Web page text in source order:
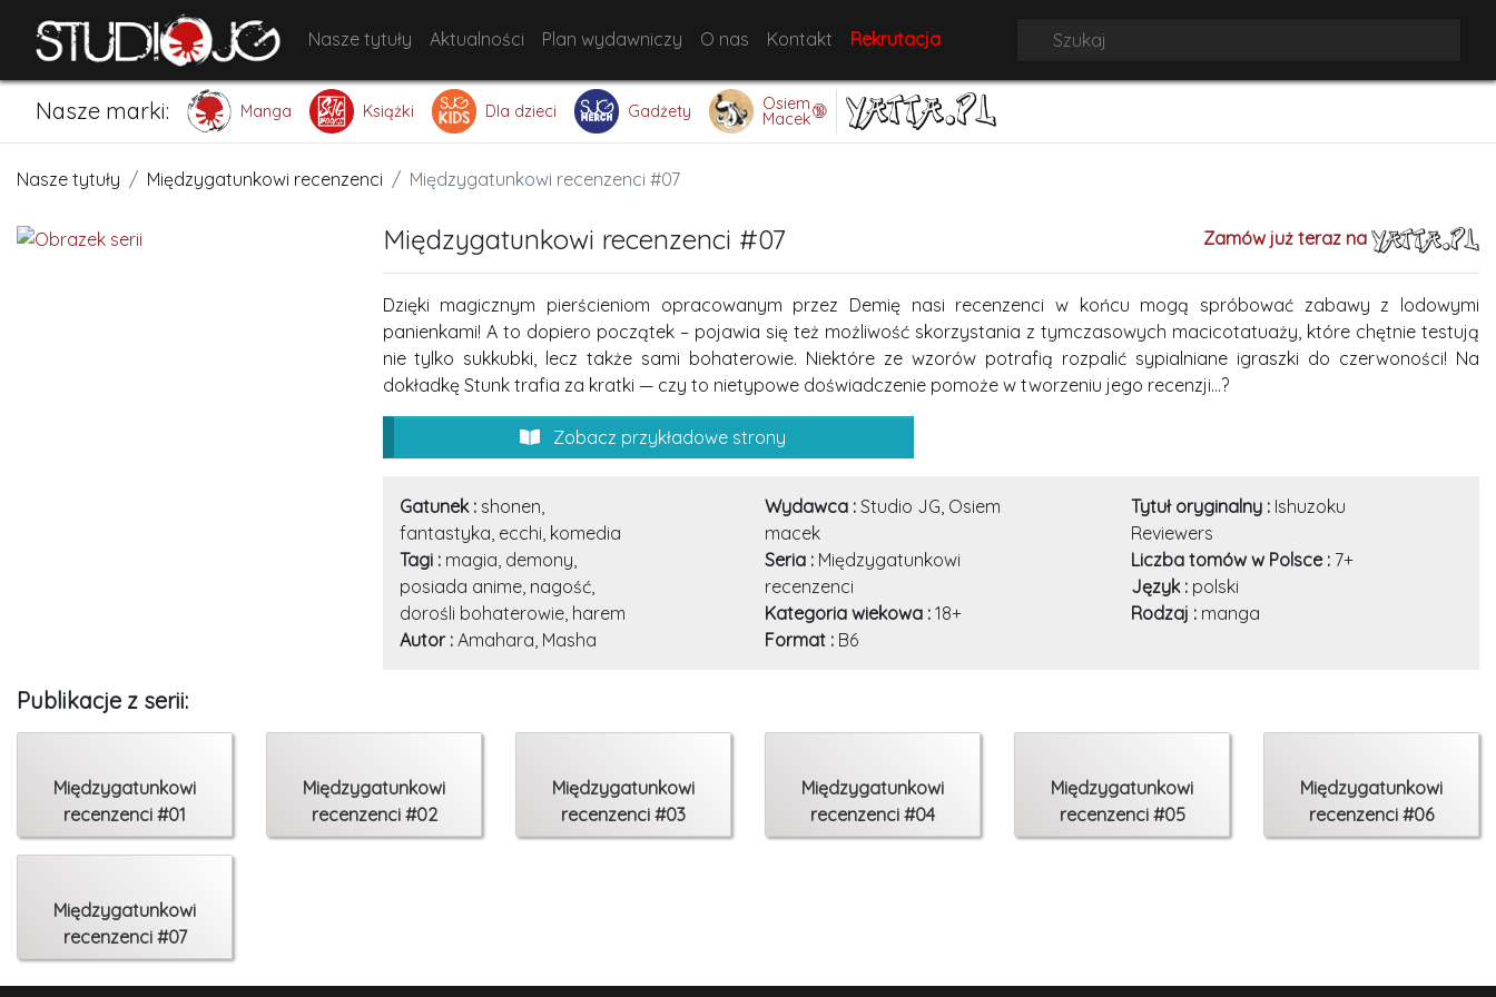
Nasze tytuły Aktualności Plan wydawniczy O nas Kontakt Rekrutacja
Nasze marki: Manga Książki Dla dzieci Gadżety Osiem
Macek🔞
Nasze tytuły Międzygatunkowi recenzenci Międzygatunkowi recenzenci #07
Międzygatunkowi recenzenci #07 Zamów już teraz na
Dzięki magicznym pierścieniom opracowanym przez Demię nasi recenzenci w końcu mogą spróbować zabawy z lodowymi
panienkami! A to dopiero początek – pojawia się też możliwość skorzystania z tymczasowych macicotatuaży, które chętnie testują
nie tylko sukkubki, lecz także sami bohaterowie. Niektóre ze wzorów potrafią rozpalić sypialniane igraszki do czerwoności! Na
dokładkę Stunk trafia za kratki — czy to nietypowe doświadczenie pomoże w tworzeniu jego recenzji…?
Zobacz przykładowe strony
Gatunek : shonen,
fantastyka, ecchi, komedia
Tagi : magia, demony,
posiada anime, nagość,
dorośli bohaterowie, harem
Autor : Amahara, Masha
Wydawca : Studio JG, Osiem
macek
Seria : Międzygatunkowi
recenzenci
Kategoria wiekowa : 18+
Format : B6
Tytuł oryginalny : Ishuzoku
Reviewers
Liczba tomów w Polsce : 7+
Język : polski
Rodzaj : manga
Publikacje z serii:
Międzygatunkowi
recenzenci #01
Międzygatunkowi
recenzenci #02
Międzygatunkowi
recenzenci #03
Międzygatunkowi
recenzenci #04
Międzygatunkowi
recenzenci #05
Międzygatunkowi
recenzenci #06
Międzygatunkowi
recenzenci #07